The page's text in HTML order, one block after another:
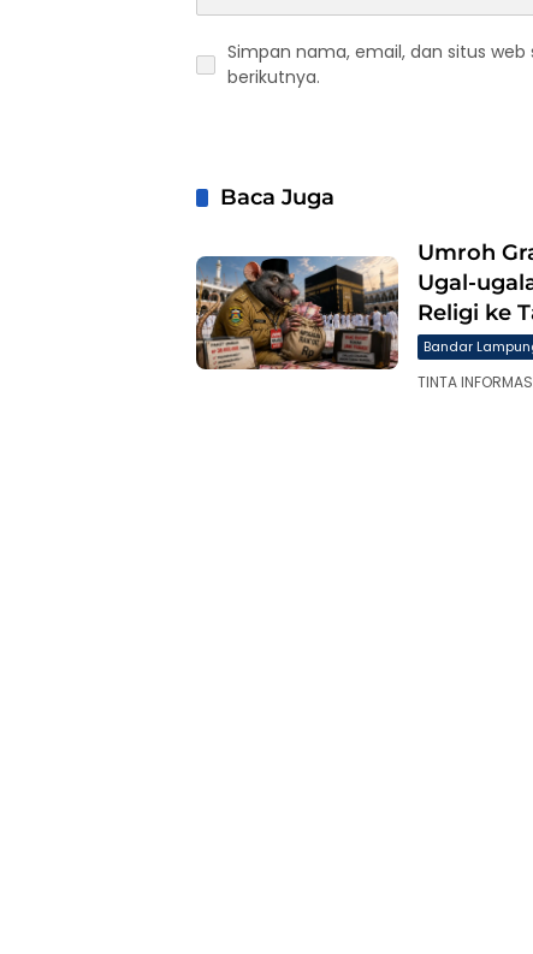
Simpan nama, email, dan situs
berikutnya.
Baca Juga
Umroh
Ugal-
Religi ke
Bandar
TINTA